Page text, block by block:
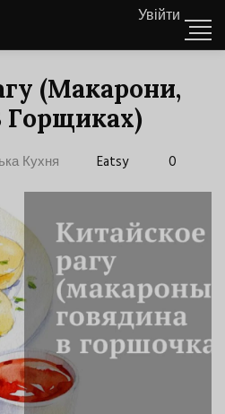
Увійти
(Макарони,
Кухня Eatsy 0